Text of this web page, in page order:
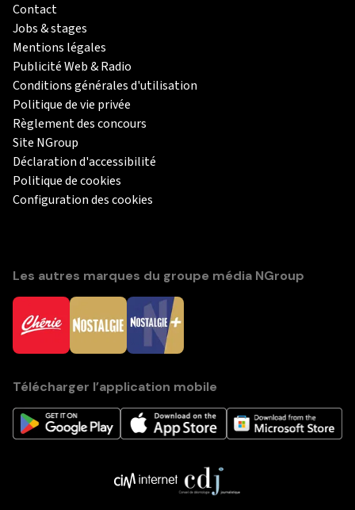
Contact
Jobs & stages
Mentions légales
Publicité Web & Radio
Conditions générales d'utilisation
Politique de vie privée
Règlement des concours
Site NGroup
Déclaration d'accessibilité
Politique de cookies
Configuration des cookies
Les autres marques du groupe média NGroup
Télécharger l’application mobile